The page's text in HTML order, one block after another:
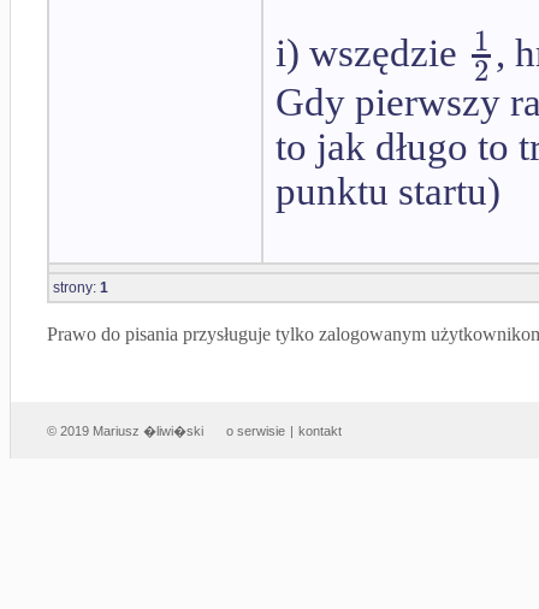
i) wszędzie 1
2 ,
Gdy pierwszy
to jak długo to
punktu startu)
strony: 1
Prawo do pisania przysługuje tylko zalogowanym
© 2019 Mariusz �liwi�ski o serwisie | kontakt